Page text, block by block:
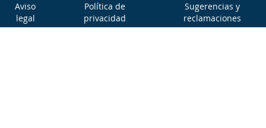
Aviso
legal
Política de
privacidad
Sugerencias y
reclamaciones